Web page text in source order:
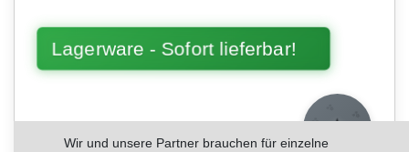
Lagerware - Sofort lieferbar!
✨
✨
⭐
Wir und unsere Partner brauchen für einzelne